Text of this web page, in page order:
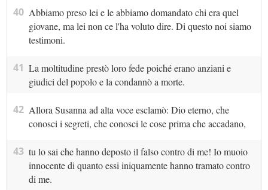
40 Abbiamo preso lei e le abbiamo domandato chi era quel
giovane, ma lei non ce l'ha voluto dire. Di questo noi siamo
testimoni.
41 La moltitudine prestò loro fede poiché erano anziani e
giudici del popolo e la condannò a morte.
42 Allora Susanna ad alta voce esclamò: Dio eterno, che
conosci i segreti, che conosci le cose prima che accadano,
43 tu lo sai che hanno deposto il falso contro di me! Io muoio
innocente di quanto essi iniquamente hanno tramato contro
di me.